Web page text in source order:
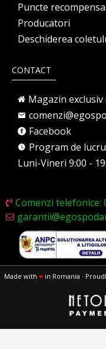
Puncte recompensa
Producatori
Deschiderea
CONTACT
Magazin
Facebook
Program de lucru
Luni-Vineri 9:00 -
Comenzi telefonice:
Made with ♥ in Romania ·